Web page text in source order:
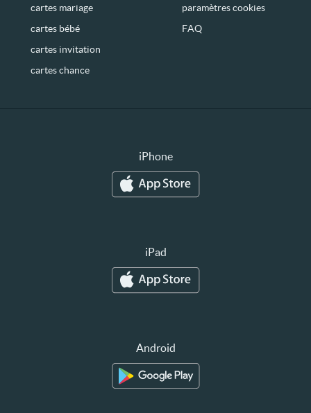
cartes mariage
cartes bébé
cartes invitation
cartes chance
paramètres cookies
FAQ
iPhone
iPad
Android